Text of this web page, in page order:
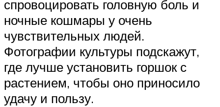
спровоцировать головную боль и
ночные кошмары у очень
чувствительных людей.
Фотографии культуры подскажут,
где лучше установить горшок с
растением, чтобы оно приносило
удачу и пользу.